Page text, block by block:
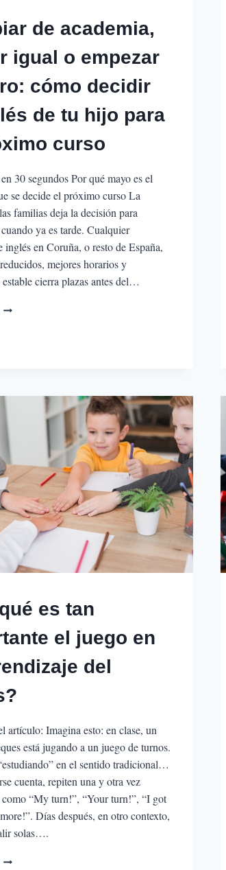
de academia,
igual o empezar
cómo decidir
de tu hijo para
curso
30 segundos Por qué mayo es el
se decide el próximo curso La
familias deja la decisión para
ya es tarde. Cualquier
inglés en Coruña, o resto de España,
mejores horarios y
cierra plazas antes del…
DE
TU
PARA
PRÓXIMO
CURSO
es tan
el juego en
del
artículo: Imagina esto: en clase, un
está jugando a un juego de turnos.
en el sentido tradicional…
cuenta, repiten una y otra vez
como “My turn!”, “Your turn!”, “I got
Días después, en otro contexto,
solas….